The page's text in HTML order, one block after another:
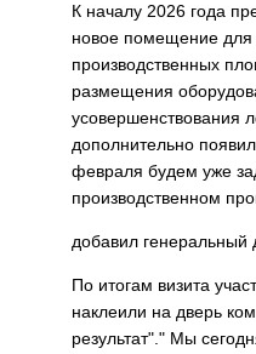
К началу 2026 года
новое помещение
производственных
размещения
усовершенствования
дополнительно
февраля будем уже
производственном
добавил генеральный
По итогам визита
наклеили на дверь
результат"." Мы